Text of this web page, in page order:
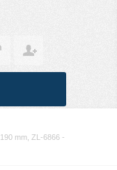
mm, ZL-6866 -